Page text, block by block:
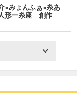
×みょんふぁ×糸あ
形一糸座 創作